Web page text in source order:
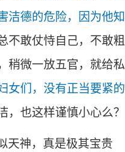
洁德的危险，因为他知
不敢仗恃自己，不敢粗
稍微一放五官，就给私
女们，没有正当要紧的
，也这样谨慎小心么？
天神，真是极其宝贵